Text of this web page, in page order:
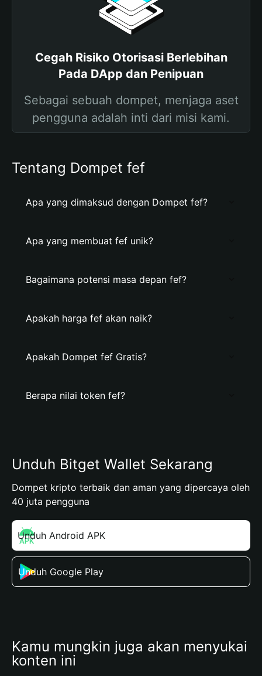
Cegah Risiko Otorisasi Berlebihan
Pada DApp dan Penipuan
Sebagai sebuah dompet, menjaga aset
pengguna adalah inti dari misi kami.
Tentang Dompet fef
Apa yang dimaksud dengan Dompet fef?
Apa yang membuat fef unik?
Bagaimana potensi masa depan fef?
Apakah harga fef akan naik?
Apakah Dompet fef Gratis?
Berapa nilai token fef?
Unduh Bitget Wallet Sekarang
Dompet kripto terbaik dan aman yang dipercaya oleh
40 juta pengguna
Unduh Android APK
Unduh Google Play
Kamu mungkin juga akan menyukai
konten ini